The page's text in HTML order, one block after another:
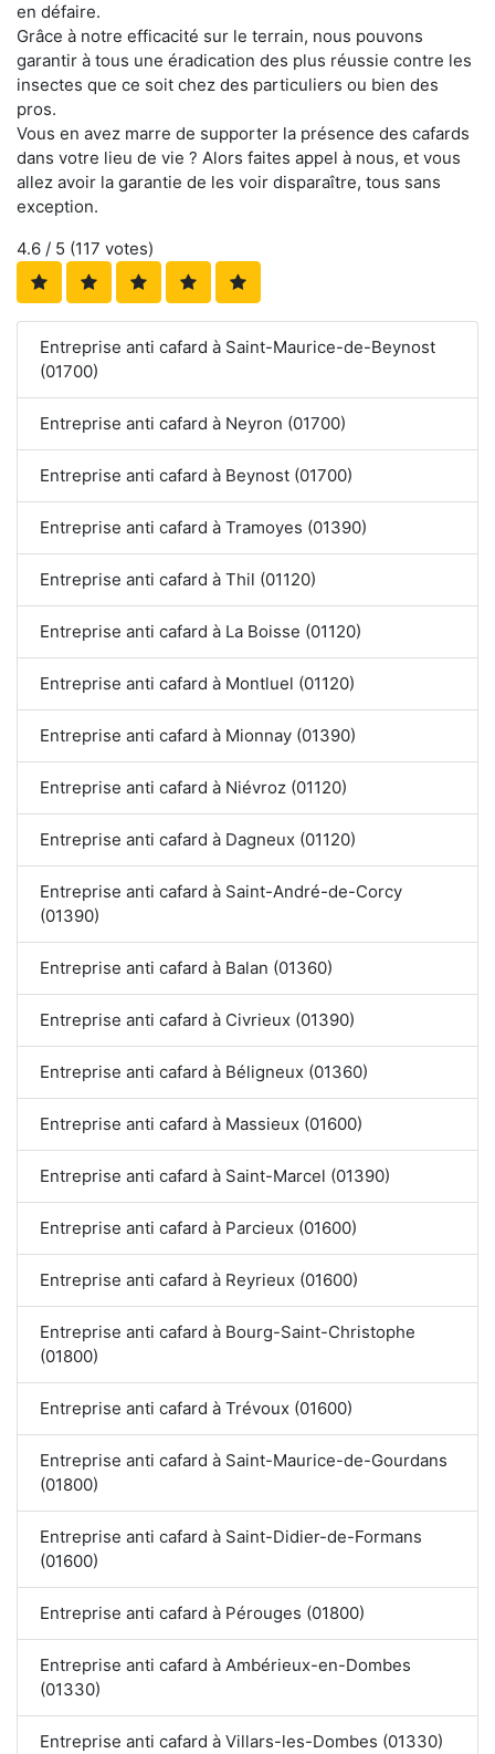
en défaire.
Grâce à notre efficacité sur le terrain, nous pouvons
garantir à tous une éradication des plus réussie contre les
insectes que ce soit chez des particuliers ou bien des
pros.
Vous en avez marre de supporter la présence des cafards
dans votre lieu de vie ? Alors faites appel à nous, et vous
allez avoir la garantie de les voir disparaître, tous sans
exception.
4.6 / 5 (117 votes)
Entreprise anti cafard à Saint-Maurice-de-Beynost
(01700)
Entreprise anti cafard à Neyron (01700)
Entreprise anti cafard à Beynost (01700)
Entreprise anti cafard à Tramoyes (01390)
Entreprise anti cafard à Thil (01120)
Entreprise anti cafard à La Boisse (01120)
Entreprise anti cafard à Montluel (01120)
Entreprise anti cafard à Mionnay (01390)
Entreprise anti cafard à Niévroz (01120)
Entreprise anti cafard à Dagneux (01120)
Entreprise anti cafard à Saint-André-de-Corcy
(01390)
Entreprise anti cafard à Balan (01360)
Entreprise anti cafard à Civrieux (01390)
Entreprise anti cafard à Béligneux (01360)
Entreprise anti cafard à Massieux (01600)
Entreprise anti cafard à Saint-Marcel (01390)
Entreprise anti cafard à Parcieux (01600)
Entreprise anti cafard à Reyrieux (01600)
Entreprise anti cafard à Bourg-Saint-Christophe
(01800)
Entreprise anti cafard à Trévoux (01600)
Entreprise anti cafard à Saint-Maurice-de-Gourdans
(01800)
Entreprise anti cafard à Saint-Didier-de-Formans
(01600)
Entreprise anti cafard à Pérouges (01800)
Entreprise anti cafard à Ambérieux-en-Dombes
(01330)
Entreprise anti cafard à Villars-les-Dombes (01330)